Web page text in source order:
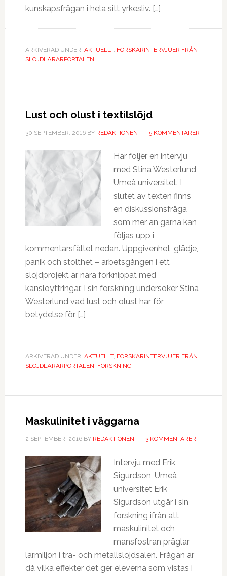
kunskapsfrågan i hela sitt yrkesliv. […]
ARKIVERAD UNDER: AKTUELLT, FORSKARINTERVJUER FRÅN
SLÖJDLÄRARPORTALEN
Lust och olust i textilslöjd
30 SEPTEMBER, 2016BY REDAKTIONEN 5 KOMMENTARER
Här följer en intervju
med Stina Westerlund,
Umeå universitet. I
slutet av texten finns
en diskussionsfråga
som mer än gärna kan
följas upp i
kommentarsfältet nedan. Uppgivenhet, glädje,
panik och stolthet – arbetsgången i ett
slöjdprojekt är nära förknippat med
känsloyttringar. I sin forskning undersöker Stina
Westerlund vad lust och olust har för
betydelse för […]
ARKIVERAD UNDER: AKTUELLT, FORSKARINTERVJUER FRÅN
SLÖJDLÄRARPORTALEN, FORSKNING
Maskulinitet i väggarna
2 SEPTEMBER, 2016BY REDAKTIONEN 3 KOMMENTARER
Intervju med Erik
Sigurdson, Umeå
universitet Erik
Sigurdson utgår i sin
forskning ifrån att
maskulinitet och
mansfostran präglar
lärmiljön i trä- och metallslöjdsalen. Frågan är
då vilka effekter det ger eleverna som vistas i